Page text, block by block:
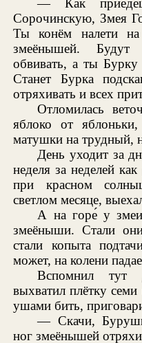
— Как
Сорочинскую, Змея
Ты конём налети
змеёнышей.
обвивать, а ты
Станет Бурка
отряхивать и всех
Отломилась
яблоко от
матушки на трудный,
День уходит за
неделя за неделей
при красном
светлом месяце,
А на горе́ у
змеёныши. Стали
стали копыта
может, на колени
Вспомнил тут
выхватил плётку
ушами бить,
— Скачи,
ног змеёнышей